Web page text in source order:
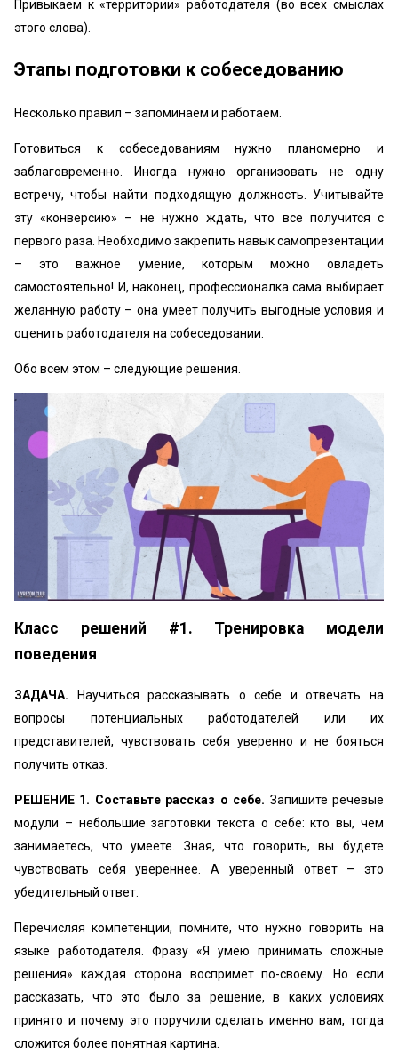
Привыкаем к «территории» работодателя (во всех смыслах
этого слова).
Этапы подготовки к собеседованию
Несколько правил – запоминаем и работаем.
Готовиться к собеседованиям нужно планомерно и
заблаговременно. Иногда нужно организовать не одну
встречу, чтобы найти подходящую должность. Учитывайте
эту «конверсию» – не нужно ждать, что все получится с
первого раза. Необходимо закрепить навык самопрезентации
– это важное умение, которым можно овладеть
самостоятельно! И, наконец, профессионалка сама выбирает
желанную работу – она умеет получить выгодные условия и
оценить работодателя на собеседовании.
Обо всем этом – следующие решения.
Класс решений #1. Тренировка модели
поведения
ЗАДАЧА. Научиться рассказывать о себе и отвечать на
вопросы потенциальных работодателей или их
представителей, чувствовать себя уверенно и не бояться
получить отказ.
РЕШЕНИЕ 1. Составьте рассказ о себе. Запишите речевые
модули – небольшие заготовки текста о себе: кто вы, чем
занимаетесь, что умеете. Зная, что говорить, вы будете
чувствовать себя увереннее. А уверенный ответ – это
убедительный ответ.
Перечисляя компетенции, помните, что нужно говорить на
языке работодателя. Фразу «Я умею принимать сложные
решения» каждая сторона воспримет по-своему. Но если
рассказать, что это было за решение, в каких условиях
принято и почему это поручили сделать именно вам, тогда
сложится более понятная картина.